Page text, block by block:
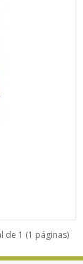
de 1 (1 páginas)